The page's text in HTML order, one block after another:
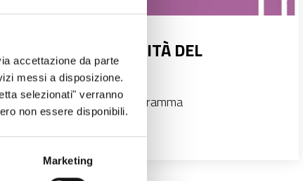
accettazione da parte
messi a disposizione.
selezionati" verranno
non essere disponibili.
Marketing
OBIETTIVI E PRIORITÀ DEL
PROGRAMMA
Obiettivi e Priorità del Programma